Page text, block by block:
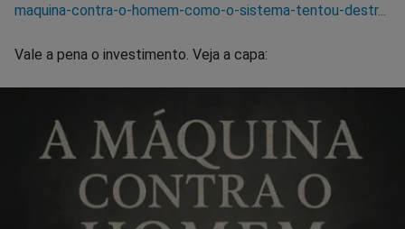
maquina-contra-o-homem-como-o-sistema-tentou-destr...
Vale a pena o investimento. Veja a capa: